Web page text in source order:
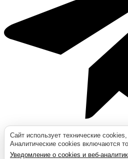
Сайт использует технические
Аналитические cookies включаются
Уведомление о cookies и веб-